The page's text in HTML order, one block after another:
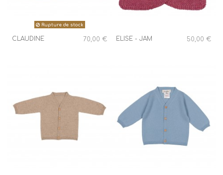
Rupture de stock
CLAUDINE 70,00 € ELISE - JAM 50,00 €